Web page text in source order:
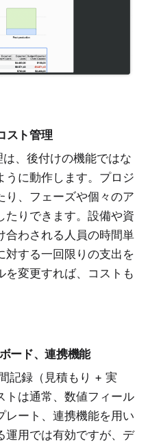
スト管理
、後付けの機能ではな
うに動作します。プロジ
り、フェーズや個々のア
たりできます。設備や資
合わされる人員の時間単
対する一回限りの支出を
を変更すれば、コストも
ード、連携機能
記録（見積もり + 実
トは通常、数値フィール
レート、連携機能を用い
運用では有効ですが、デ